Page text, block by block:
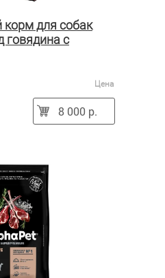
для собак
с
Цена
8 000 р.